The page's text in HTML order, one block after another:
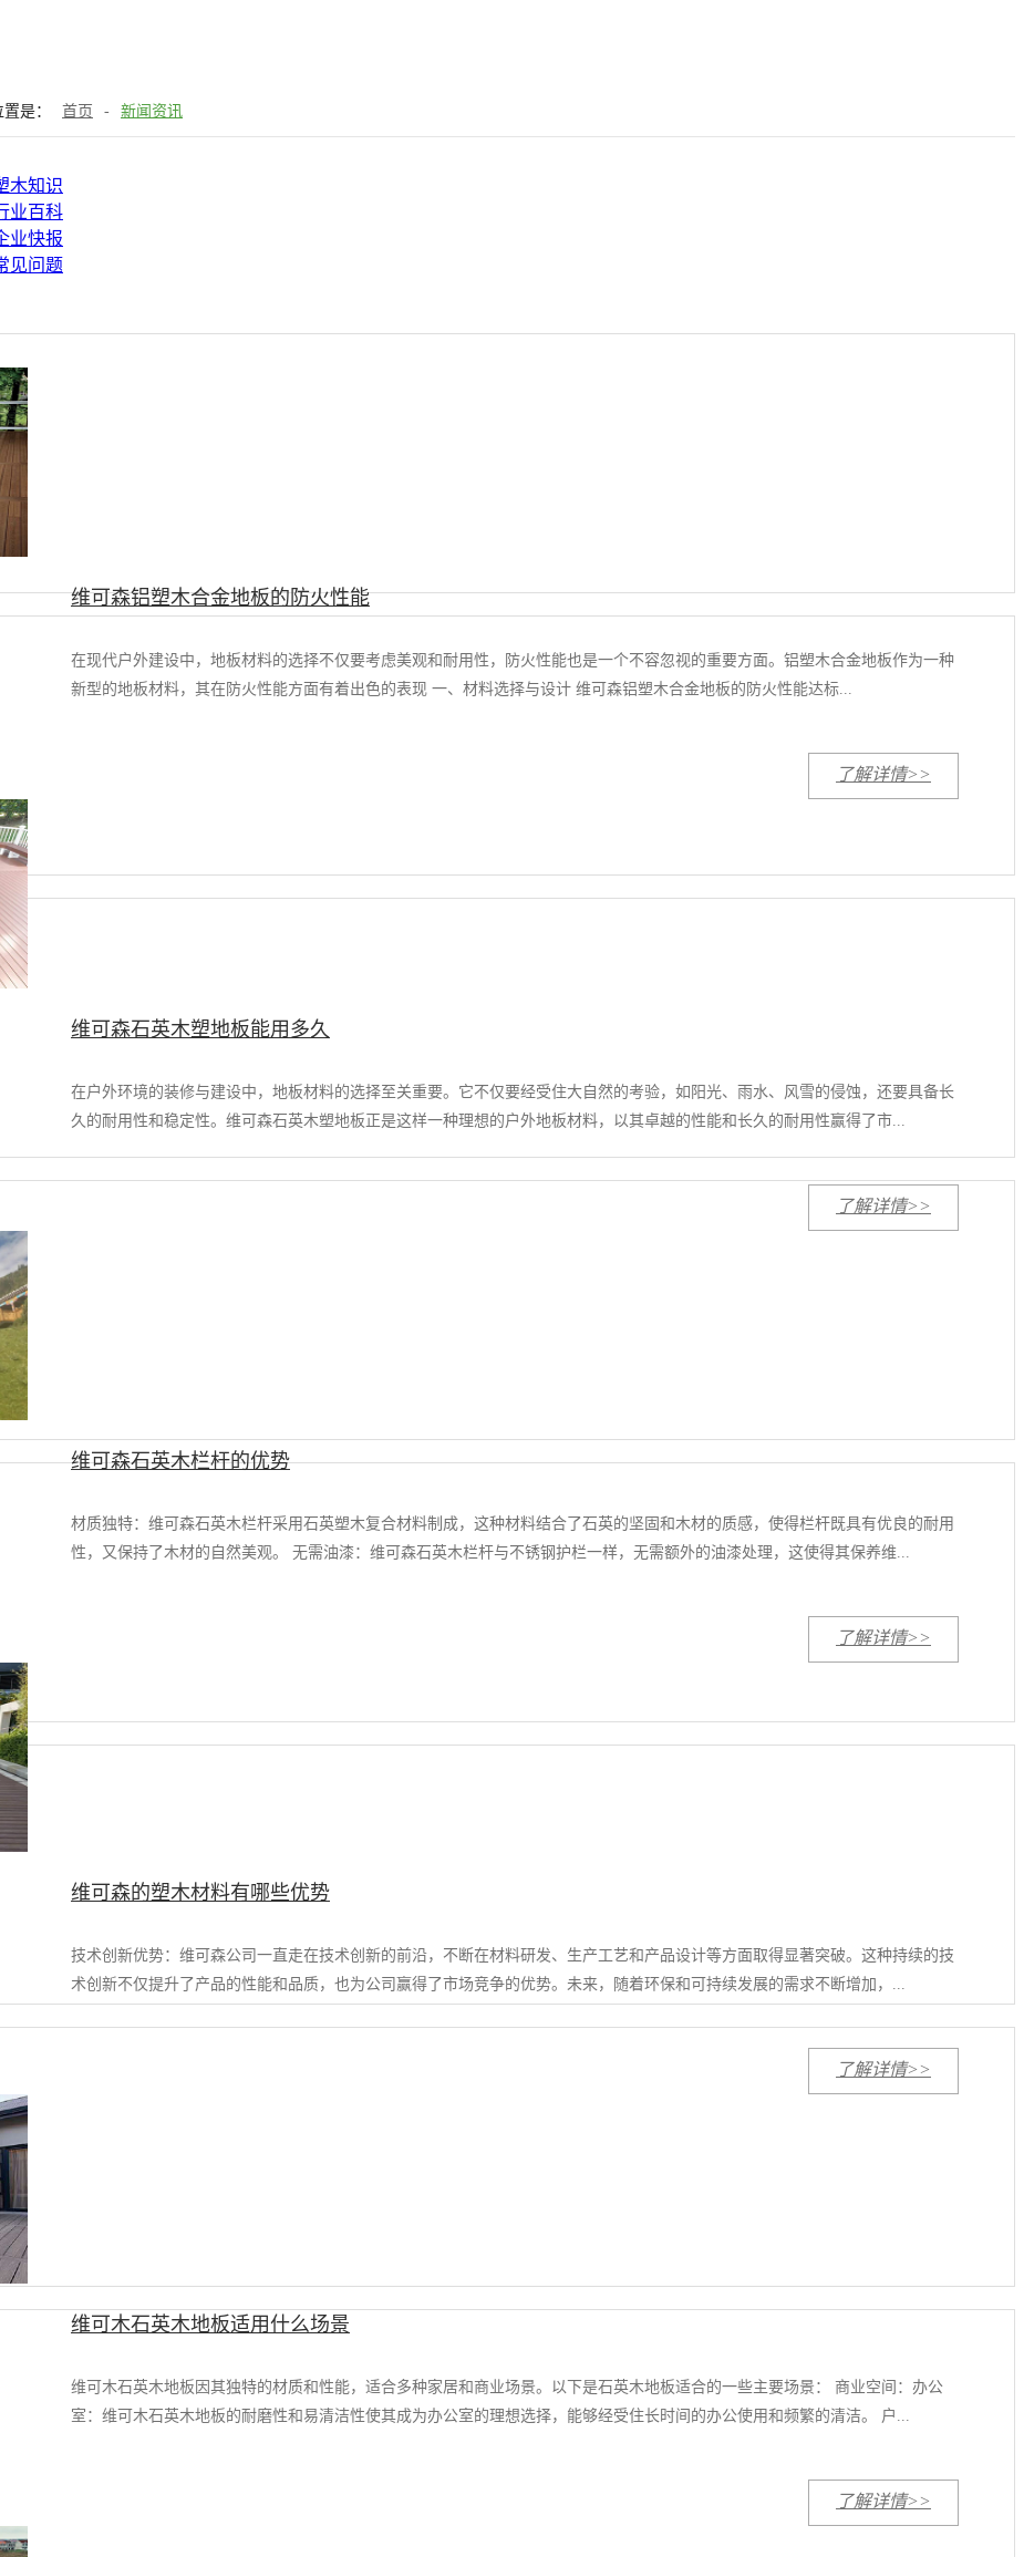
是： 首页 - 新闻资讯
木知识
业百科
业快报
见问题
维可森铝塑木合金地板的防火性能
在现代户外建设中，地板材料的选择不仅要考虑美观和耐用性，防火性能也是一个不容忽视的重要方面。铝塑木合金地板作为一种
新型的地板材料，其在防火性能方面有着出色的表现 一、材料选择与设计 维可森铝塑木合金地板的防火性能达标...
了解详情>>
维可森石英木塑地板能用多久
在户外环境的装修与建设中，地板材料的选择至关重要。它不仅要经受住大自然的考验，如阳光、雨水、风雪的侵蚀，还要具备长
久的耐用性和稳定性。维可森石英木塑地板正是这样一种理想的户外地板材料，以其卓越的性能和长久的耐用性赢得了市...
了解详情>>
维可森石英木栏杆的优势
材质独特：维可森石英木栏杆采用石英塑木复合材料制成，这种材料结合了石英的坚固和木材的质感，使得栏杆既具有优良的耐用
性，又保持了木材的自然美观。 无需油漆：维可森石英木栏杆与不锈钢护栏一样，无需额外的油漆处理，这使得其保养维...
了解详情>>
维可森的塑木材料有哪些优势
技术创新优势：维可森公司一直走在技术创新的前沿，不断在材料研发、生产工艺和产品设计等方面取得显著突破。这种持续的技
术创新不仅提升了产品的性能和品质，也为公司赢得了市场竞争的优势。未来，随着环保和可持续发展的需求不断增加，...
了解详情>>
维可木石英木地板适用什么场景
维可木石英木地板因其独特的材质和性能，适合多种家居和商业场景。以下是石英木地板适合的一些主要场景： 商业空间：办公
室：维可木石英木地板的耐磨性和易清洁性使其成为办公室的理想选择，能够经受住长时间的办公使用和频繁的清洁。 户...
了解详情>>